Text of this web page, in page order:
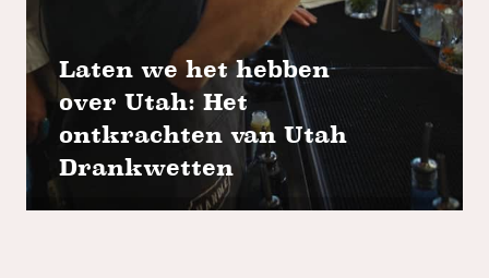
Laten we het hebben
over Utah: Het
ontkrachten van Utah
Drankwetten